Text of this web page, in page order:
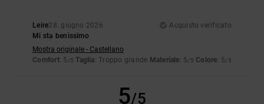
Leire28. giugno 2026
Acquisto verificato
Mi sta benissimo
Mostra originale - Castellano
Comfort: 5 /5 Taglia: Troppo grande Materiale: 5/5 Colore: 5/5
5/5